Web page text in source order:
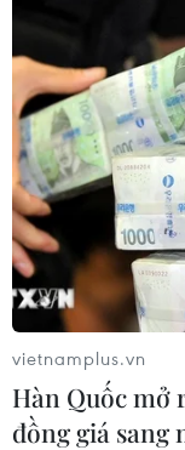
Động đất tại
tăng lên hơn
04/08/2026 10:17
vietnamplus.vn
Hàn Quốc mở
đồng giá sang